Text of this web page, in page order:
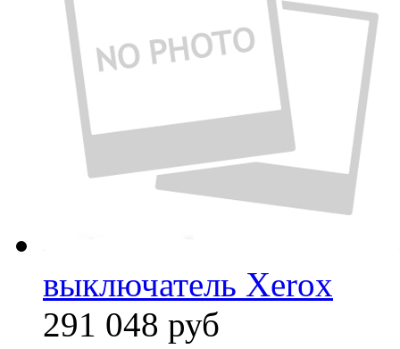
выключатель Xerox
291 048 руб